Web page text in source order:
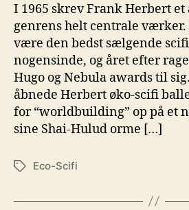
I 1965 skrev Frank Herbert
genrens helt centrale
være den bedst sælgende
nogensinde, og året efter
Hugo og Nebula awards til
åbnede Herbert øko-scifi
for “worldbuilding” op på et
sine Shai-Hulud orme […]
TagsEco-Scifi